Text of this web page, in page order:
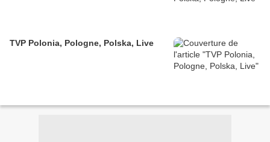
TVP Polonia, Pologne, Polska, Live